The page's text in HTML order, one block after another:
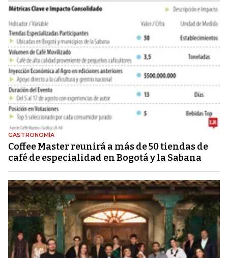
GASTRONOMÍA
Coffee Master reunirá a más de 50 tiendas de
café de especialidad en Bogotá y la Sabana